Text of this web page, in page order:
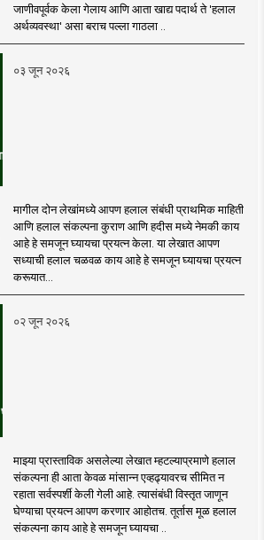
जाणीवपूर्वक केला गेलाय आणि आता खाद्य पदार्थ ते 'हलाल
अर्थव्यवस्था' असा बराच पल्ला गाठला ..
०३ जून २०२६
मागील दोन लेखांमध्ये आपण हलाल संबंधी प्राथमिक माहिती
आणि हलाल संकल्पना कुराण आणि हदीस मध्ये नेमकी काय
आहे हे समजून घ्यायचा प्रयत्न केला. या लेखात आपण
सध्याची हलाल चळवळ काय आहे हे समजून घ्यायचा प्रयत्न
करूयात...
०२ जून २०२६
माझ्या प्रास्ताविक असलेल्या लेखात म्हटल्याप्रमाणे हलाल
संकल्पना ही आता केवळ मांसान्न एव्हढ्यावरच सीमित न
रहाता सर्वस्पर्शी केली गेली आहे. त्यासंबंधी विस्तृत जाणून
घेण्याचा प्रयत्न आपण करणार आहोतच. तूर्तास मूळ हलाल
संकल्पना काय आहे हे समजून घ्यायचा ..